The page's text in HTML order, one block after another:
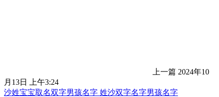
上一篇 2024年10
月13日 上午3:24
沙姓宝宝取名双字男孩名字 姓沙双字名字男孩名字